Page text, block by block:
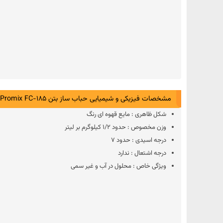
مشخصات فیزیکی و شیمیایی حباب ساز بتن Promix FC-185
شکل ظاهری : مایع قهوه ای رنگ
وزن مخصوص : حدود 1/2 کیلوگرم بر لیتر
درجه اسیدی : حدود 7
درجه اشتعال : ندارد
ویژگی خاص : محلول در آب و غیر سمی